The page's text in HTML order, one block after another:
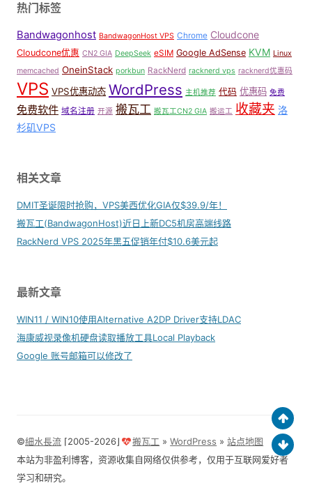
热门标签
Bandwagonhost BandwagonHost VPS Chrome Cloudcone
Cloudcone优惠 CN2 GIA DeepSeek eSIM Google AdSense KVM Linux
memcached OneinStack porkbun RackNerd racknerd vps racknerd优惠码
VPS VPS优惠动态 WordPress 主机推荐 代码 优惠码 免费
免费软件 域名注册 开源 搬瓦工 搬瓦工CN2 GIA 搬运工 收藏夹 洛
杉矶VPS
相关文章
DMIT圣诞限时抢购，VPS美西优化GIA仅$39.9/年！
搬瓦工(BandwagonHost)近日上新DC5机房高端线路
RackNerd VPS 2025年黑五促销年付$10.6美元起
最新文章
WIN11 / WIN10使用Alternative A2DP Driver支持LDAC
海康威视录像机硬盘读取播放工具Local Playback
Google 账号邮箱可以修改了
©細水長流 ⌈2005-2026⌋ 搬瓦工 »WordPress »站点地图
本站为非盈利博客，资源收集自网络仅供参考，仅用于互联网爱好者
学习和研究。